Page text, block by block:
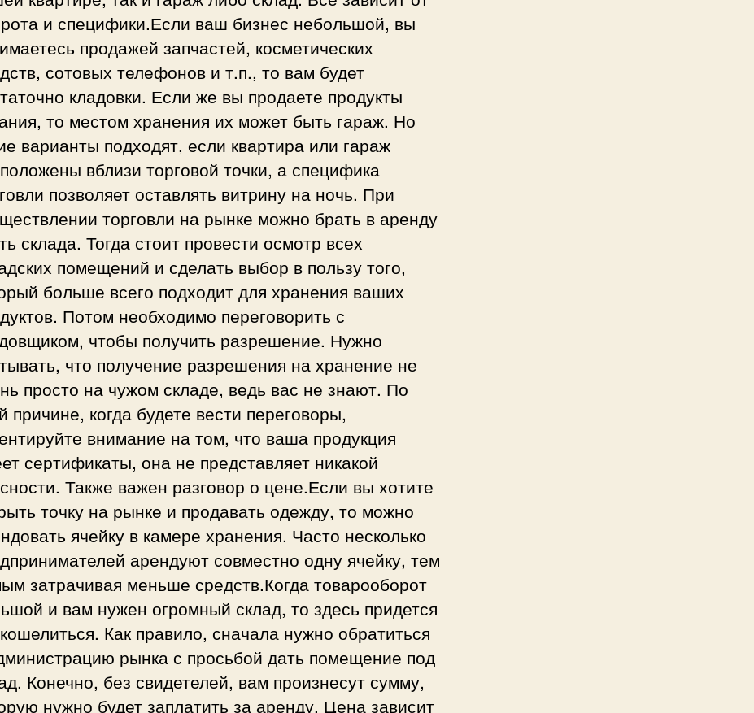
и специфики.Если ваш бизнес небольшой, вы
продажей запчастей, косметических
сотовых телефонов и т.п., то вам будет
кладовки. Если же вы продаете продукты
то местом хранения их может быть гараж. Но
варианты подходят, если квартира или гараж
вблизи торговой точки, а специфика
позволяет оставлять витрину на ночь. При
торговли на рынке можно брать в аренду
склада. Тогда стоит провести осмотр всех
помещений и сделать выбор в пользу того,
больше всего подходит для хранения ваших
Потом необходимо переговорить с
чтобы получить разрешение. Нужно
что получение разрешения на хранение не
просто на чужом складе, ведь вас не знают. По
причине, когда будете вести переговоры,
внимание на том, что ваша продукция
сертификаты, она не представляет никакой
Также важен разговор о цене.Если вы хотите
точку на рынке и продавать одежду, то можно
ячейку в камере хранения. Часто несколько
арендуют совместно одну ячейку, тем
затрачивая меньше средств.Когда товарооборот
и вам нужен огромный склад, то здесь придется
Как правило, сначала нужно обратиться
рынка с просьбой дать помещение под
Конечно, без свидетелей, вам произнесут сумму,
нужно будет заплатить за аренду. Цена зависит